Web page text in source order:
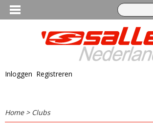
Inloggen Registreren
Home> Clubs